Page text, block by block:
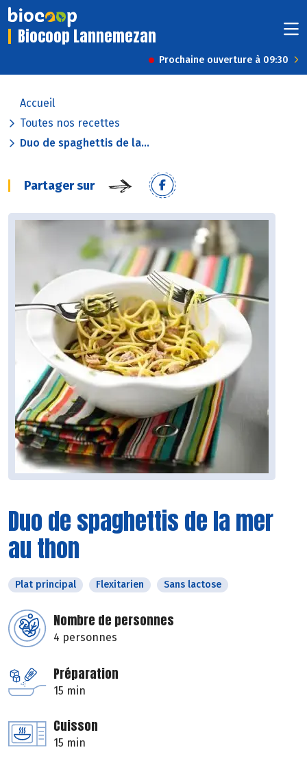
Biocoop Lannemezan
Prochaine ouverture à 09:30
Accueil
Toutes nos recettes
Duo de spaghettis de la...
Partager sur
Duo de spaghettis de la mer
au thon
Plat principal Flexitarien Sans lactose
Nombre de personnes
4 personnes
Préparation
15 min
Cuisson
15 min